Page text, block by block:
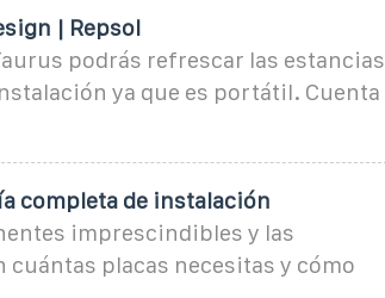
| Repsol
podrás refrescar las estancias
ya que es portátil. Cuenta
completa de instalación
imprescindibles y las
placas necesitas y cómo